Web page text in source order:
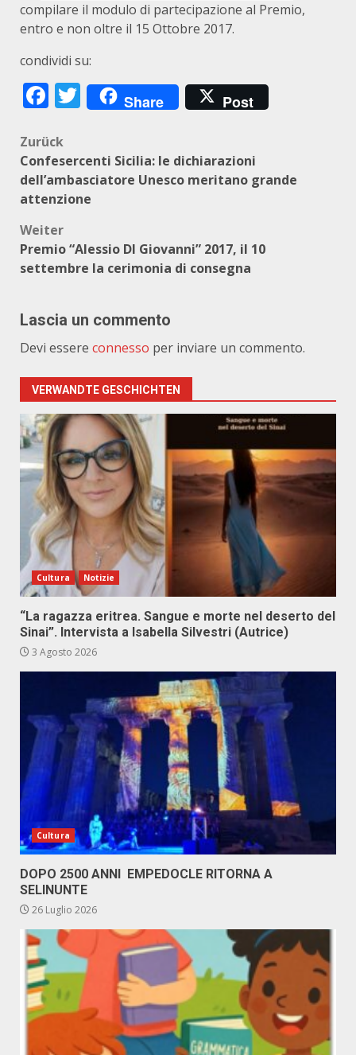
compilare il modulo di partecipazione al Premio,
entro e non oltre il 15 Ottobre 2017.
condividi su:
Facebook
Twitter
Share Post
Beitragsnavigation
Zurück
Confesercenti Sicilia: le dichiarazioni
dell’ambasciatore Unesco meritano grande
attenzione
Weiter
Premio “Alessio DI Giovanni” 2017, il 10
settembre la cerimonia di consegna
Lascia un commento
Devi essere connesso per inviare un commento.
VERWANDTE GESCHICHTEN
Cultura Notizie
“La ragazza eritrea. Sangue e morte nel deserto del
Sinai”. Intervista a Isabella Silvestri (Autrice)
3 Agosto 2026
Cultura
DOPO 2500 ANNI EMPEDOCLE RITORNA A
SELINUNTE
26 Luglio 2026